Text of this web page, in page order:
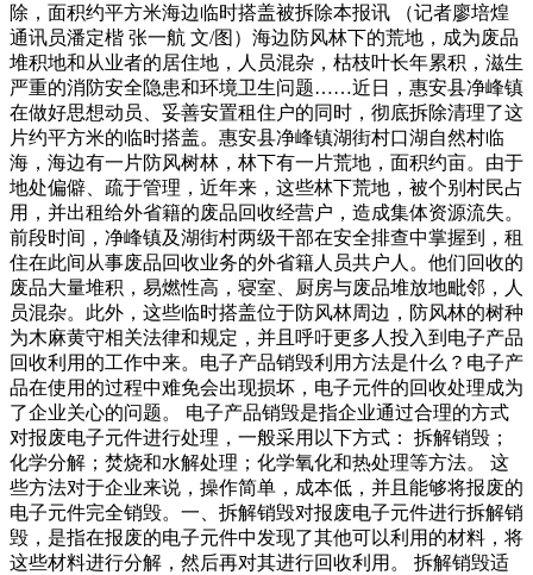
除，面积约平方米海边临时搭盖被拆除本报讯 （记者廖培煌
通讯员潘定楷 张一航 文/图）海边防风林下的荒地，成为废品
堆积地和从业者的居住地，人员混杂，枯枝叶长年累积，滋生
严重的消防安全隐患和环境卫生问题……近日，惠安县净峰镇
在做好思想动员、妥善安置租住户的同时，彻底拆除清理了这
片约平方米的临时搭盖。惠安县净峰镇湖街村口湖自然村临
海，海边有一片防风树林，林下有一片荒地，面积约亩。由于
地处偏僻、疏于管理，近年来，这些林下荒地，被个别村民占
用，并出租给外省籍的废品回收经营户，造成集体资源流失。
前段时间，净峰镇及湖街村两级干部在安全排查中掌握到，租
住在此间从事废品回收业务的外省籍人员共户人。他们回收的
废品大量堆积，易燃性高，寝室、厨房与废品堆放地毗邻，人
员混杂。此外，这些临时搭盖位于防风林周边，防风林的树种
为木麻黄守相关法律和规定，并且呼吁更多人投入到电子产品
回收利用的工作中来。电子产品销毁利用方法是什么？电子产
品在使用的过程中难免会出现损坏，电子元件的回收处理成为
了企业关心的问题。 电子产品销毁是指企业通过合理的方式
对报废电子元件进行处理，一般采用以下方式： 拆解销毁；
化学分解；焚烧和水解处理；化学氧化和热处理等方法。 这
些方法对于企业来说，操作简单，成本低，并且能够将报废的
电子元件完全销毁。一、拆解销毁对报废电子元件进行拆解销
毁，是指在报废的电子元件中发现了其他可以利用的材料，将
这些材料进行分解，然后再对其进行回收利用。 拆解销毁适